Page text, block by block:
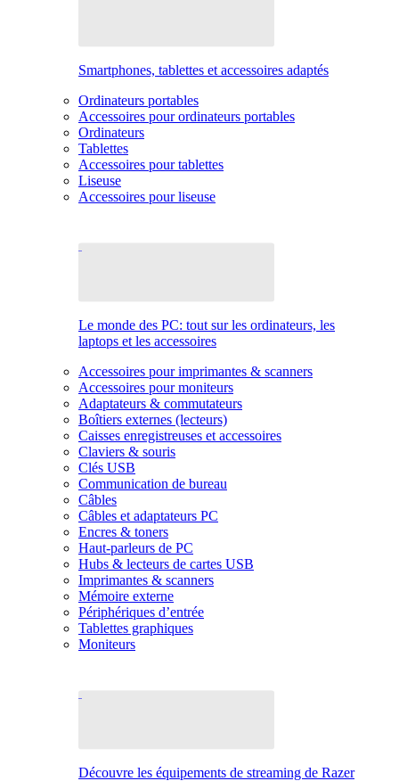
Smartphones, tablettes et accessoires adaptés
Ordinateurs portables
Accessoires pour ordinateurs portables
Ordinateurs
Tablettes
Accessoires pour tablettes
Liseuse
Accessoires pour liseuse
Le monde des PC: tout sur les ordinateurs, les
laptops et les accessoires
Accessoires pour imprimantes & scanners
Accessoires pour moniteurs
Adaptateurs & commutateurs
Boîtiers externes (lecteurs)
Caisses enregistreuses et accessoires
Claviers & souris
Clés USB
Communication de bureau
Câbles
Câbles et adaptateurs PC
Encres & toners
Haut-parleurs de PC
Hubs & lecteurs de cartes USB
Imprimantes & scanners
Mémoire externe
Périphériques d’entrée
Tablettes graphiques
Moniteurs
Découvre les équipements de streaming de Razer